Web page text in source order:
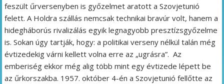
feszült űrversenyben is győzelmet aratott a Szovjetunió
felett. A Holdra szállás nemcsak technikai bravúr volt, hanem a
hidegháborús rivalizálás egyik legnagyobb presztízsgyőzelme
is. Sokan úgy tartják, hogy: a politikai verseny nélkül talán még
évtizedekig várni kellett volna erre az „ugrásra”. Az
emberiség ekkor még alig több mint egy évtizede lépett be
az űrkorszakba. 1957. október 4-én a Szovjetunió fellőtte az